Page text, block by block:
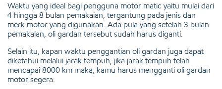
Waktu yang ideal bagi pengguna motor matic yaitu mulai dari
4 hingga 8 bulan pemakaian, tergantung pada jenis dan
merk motor yang digunakan. Ada pula yang setelah 3 bulan
pemakaian, oli gardan tersebut sudah harus diganti.
Selain itu, kapan waktu penggantian oli gardan juga dapat
diketahui melalui jarak tempuh, jika jarak tempuh telah
mencapai 8000 km maka, kamu harus mengganti oli gardan
motor segera.